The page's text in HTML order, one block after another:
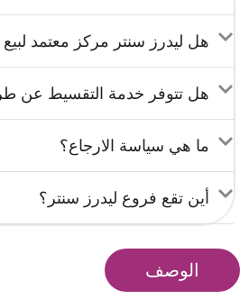
هل ليدرز سنتر مركز معتمد
هل تتوفر خدمة التقسيط عن
ما هي سياسة الارجاع؟
أين تقع فروع ليدرز سنتر؟
الوصف